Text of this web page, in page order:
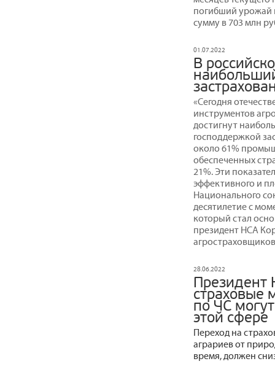
погибший урожай
сумму в 703 млн
01.07.2022
В
«Сегодня
инструментов
достигнут
господдержкой
около 61%
обеспеченных
21%. Эти
эффективного и
Национального
десятилетие с
который стал
президент НСА
28.06.2022
страховые
по ЧС
этой сфере
Переход на
аграриев от
время, должен